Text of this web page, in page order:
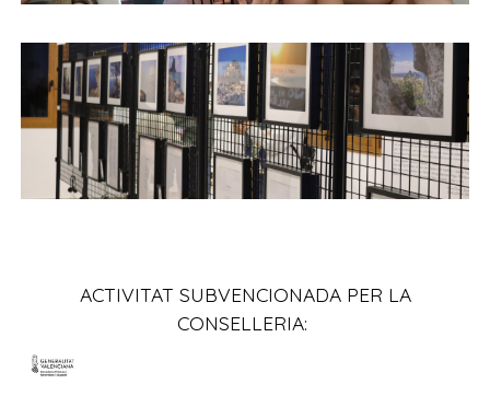
ACTIVITAT SUBVENCIONADA PER LA
CONSELLERIA: